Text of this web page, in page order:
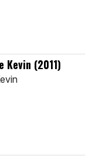
Kevin (2011)